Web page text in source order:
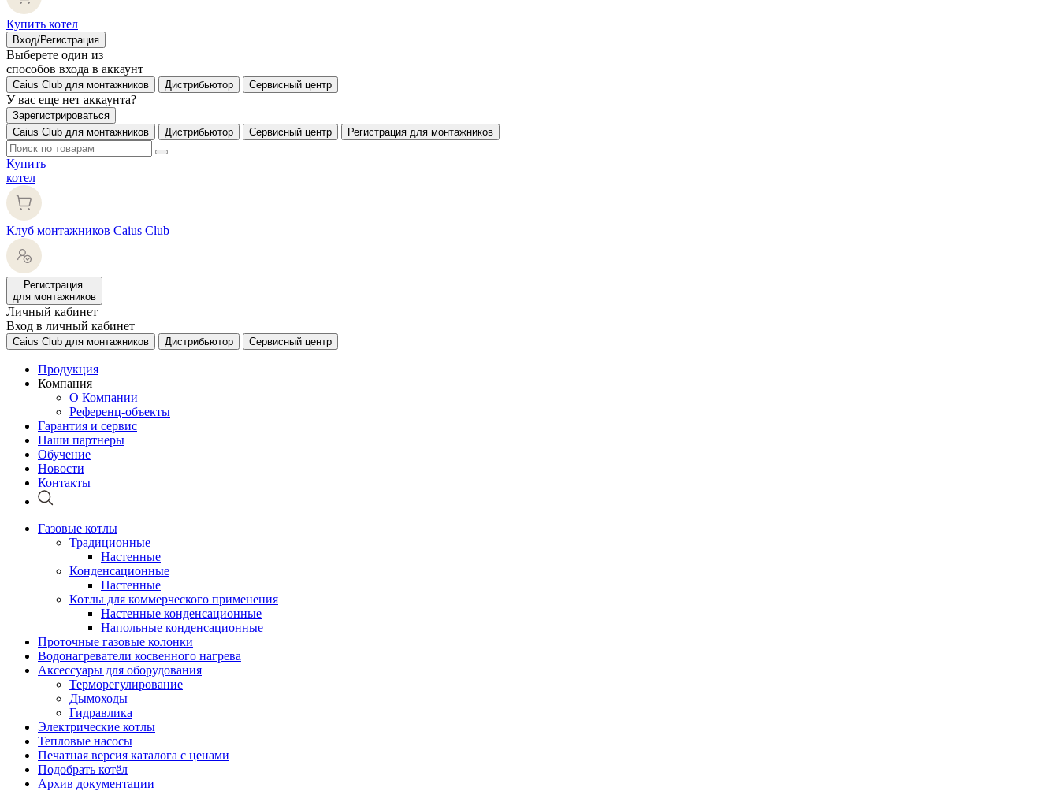
Купить котел
Вход/Регистрация
Выберете один из
способов входа в аккаунт
Caius Club для монтажников Дистрибьютор Сервисный центр
У вас еще нет аккаунта?
Зарегистрироваться
Caius Club для монтажников
Дистрибьютор Сервисный центр Регистрация для монтажников
Купить
котел
Клуб монтажников Caius Club
Регистрация
для монтажников
Личный кабинет
Вход в личный кабинет
Caius Club для монтажников Дистрибьютор Сервисный центр
Продукция
Компания
О Компании
Референц-объекты
Гарантия и сервис
Наши партнеры
Обучение
Новости
Контакты
Газовые котлы
Традиционные
Настенные
Конденсационные
Настенные
Котлы для коммерческого применения
Настенные конденсационные
Напольные конденсационные
Проточные газовые колонки
Водонагреватели косвенного нагрева
Аксессуары для оборудования
Терморегулирование
Дымоходы
Гидравлика
Электрические котлы
Тепловые насосы
Печатная версия каталога с ценами
Подобрать котёл
Архив документации